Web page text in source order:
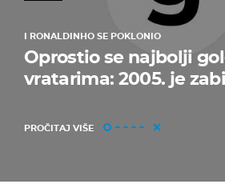
I RONALDINHO SE POKLONIO
Oprostio se najbolji
vratarima: 2005. je
PROČITAJ VIŠE